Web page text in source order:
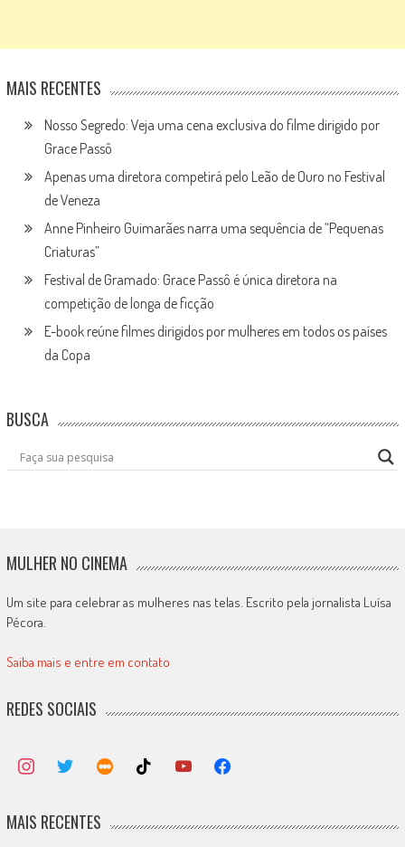
MAIS RECENTES
Nosso Segredo: Veja uma cena exclusiva do filme dirigido por
Grace Passô
Apenas uma diretora competirá pelo Leão de Ouro no Festival
de Veneza
Anne Pinheiro Guimarães narra uma sequência de “Pequenas
Criaturas”
Festival de Gramado: Grace Passô é única diretora na
competição de longa de ficção
E-book reúne filmes dirigidos por mulheres em todos os países
da Copa
BUSCA
MULHER NO CINEMA
Um site para celebrar as mulheres nas telas. Escrito pela jornalista Luísa
Pécora.
Saiba mais e entre em contato
REDES SOCIAIS
MAIS RECENTES